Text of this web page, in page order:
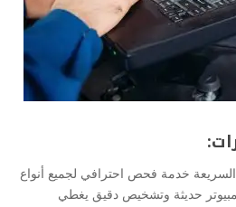
خدمة فحص احترافي لجميع أنواع
حديثة وتشخيص دقيق يغطي